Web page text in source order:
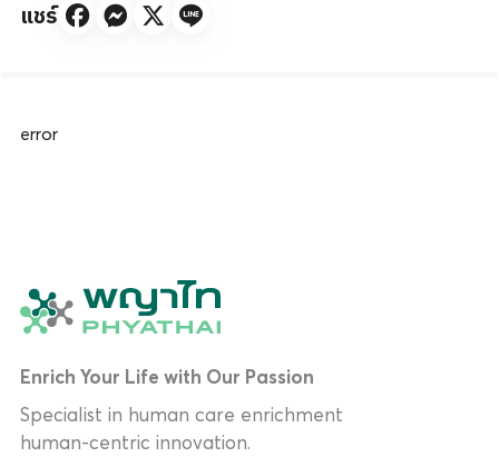
แชร์
error
Enrich Your Life with Our Passion
Specialist in human care enrichment
human-centric innovation.